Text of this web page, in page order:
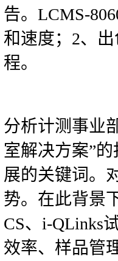
告。LCMS-
和速度；2、
程。
分析计测事业
室解决方案”
展的关键词。
势。在此背景
CS、i-QLinks
效率、样品管